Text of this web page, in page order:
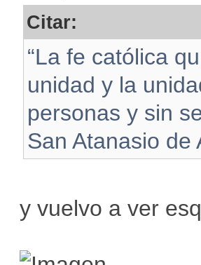
Citar:
“La fe católica
unidad y la
personas y sin
San Atanasio
y vuelvo a ver